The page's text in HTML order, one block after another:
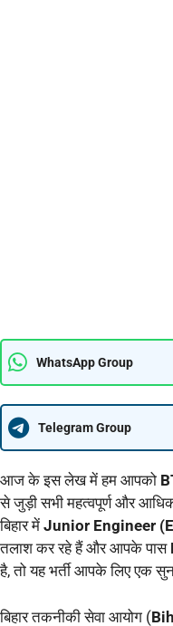
WhatsApp Group
Telegram Group
आज के इस लेख में हम आपको
से जुड़ी सभी महत्वपूर्ण और
बिहार में Junior Engineer
तलाश कर रहे हैं और आपके पास
है, तो यह भर्ती आपके लिए एक
बिहार तकनीकी सेवा आयोग (